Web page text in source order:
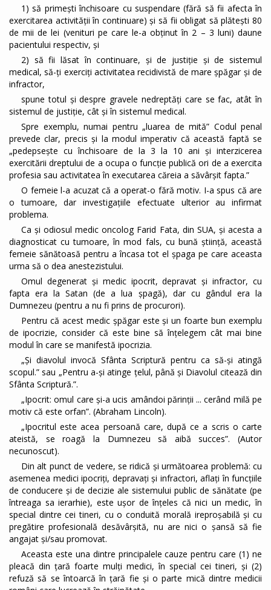
1) să primești închisoare cu suspendare (fără să fii afecta în
exercitarea activității în continuare) şi să fii obligat să plătești 80
de mii de lei (venituri pe care le-a obținut în 2 – 3 luni) daune
pacientului respectiv, și
2) să fii lăsat în continuare, și de justiție și de sistemul
medical, să-ți exerciți activitatea recidivistă de mare șpăgar și de
infractor,
spune totul și despre gravele nedreptăți care se fac, atât în
sistemul de justiție, cât și în sistemul medical.
Spre exemplu, numai pentru „luarea de mită” Codul penal
prevede clar, precis și la modul imperativ că această faptă se
„pedepseşte cu închisoare de la 3 la 10 ani şi interzicerea
exercitării dreptului de a ocupa o funcţie publică ori de a exercita
profesia sau activitatea în executarea căreia a săvârşit fapta.”
O femeie l-a acuzat că a operat-o fără motiv. I-a spus că are
o tumoare, dar investigațiile efectuate ulterior au infirmat
problema.
Ca și odiosul medic oncolog Farid Fata, din SUA, și acesta a
diagnosticat cu tumoare, în mod fals, cu bună știință, această
femeie sănătoasă pentru a încasa tot el șpaga pe care aceasta
urma să o dea anestezistului.
Omul degenerat și medic ipocrit, depravat și infractor, cu
fapta era la Satan (de a lua șpagă), dar cu gândul era la
Dumnezeu (pentru a nu fi prins de procurori).
Pentru că acest medic șpăgar este și un foarte bun exemplu
de ipocrizie, consider că este bine să înțelegem cât mai bine
modul în care se manifestă ipocrizia.
„Și diavolul invocă Sfânta Scriptură pentru ca să-și atingă
scopul.” sau „Pentru a-şi atinge ţelul, până şi Diavolul citează din
Sfânta Scriptură.”.
„Ipocrit: omul care şi-a ucis amândoi părinţii ... cerând milă pe
motiv că este orfan”. (Abraham Lincoln).
„Ipocritul este acea persoană care, după ce a scris o carte
ateistă, se roagă la Dumnezeu să aibă succes”. (Autor
necunoscut).
Din alt punct de vedere, se ridică și următoarea problemă: cu
asemenea medici ipocriți, depravați și infractori, aflați în funcțiile
de conducere și de decizie ale sistemului public de sănătate (pe
întreaga sa ierarhie), este ușor de înțeles că nici un medic, în
special dintre cei tineri, cu o conduită morală ireproșabilă și cu
pregătire profesională desăvârșită, nu are nici o șansă să fie
angajat și/sau promovat.
Aceasta este una dintre principalele cauze pentru care (1) ne
pleacă din țară foarte mulți medici, în special cei tineri, și (2)
refuză să se întoarcă în țară fie și o parte mică dintre medicii